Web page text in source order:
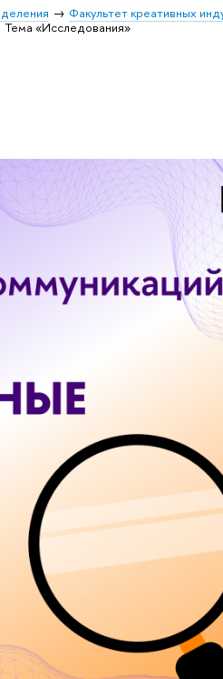
Факультет креативных
Тема «Исследования»